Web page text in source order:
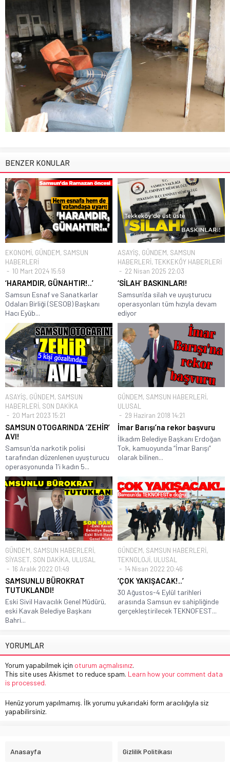
BENZER KONULAR
EKONOMİ, GÜNDEM, SAMSUN
HABERLERİ
10 Mart 2024 15:59
‘HARAMDIR, GÜNAHTIR!..’
Samsun Esnaf ve Sanatkarlar
Odaları Birliği (SESOB) Başkanı
Hacı Eyüb...
ASAYİŞ, GÜNDEM, SAMSUN
HABERLERİ, TEKKEKÖY HABERLERİ
22 Nisan 2025 22:03
‘SİLAH’ BASKINLARI!
Samsun’da silah ve uyuşturucu
operasyonları tüm hızıyla devam
ediyor
ASAYİŞ, GÜNDEM, SAMSUN
HABERLERİ, SON DAKİKA
20 Mart 2023 15:21
SAMSUN OTOGARINDA ‘ZEHİR’
AVI!
Samsun'da narkotik polisi
tarafından düzenlenen uyuşturucu
operasyonunda 1'i kadın 5...
GÜNDEM, SAMSUN HABERLERİ,
ULUSAL
29 Haziran 2018 14:21
İmar Barışı’na rekor başvuru
İlkadım Belediye Başkanı Erdoğan
Tok, kamuoyunda “İmar Barışı”
olarak bilinen...
GÜNDEM, SAMSUN HABERLERİ,
SİYASET, SON DAKİKA, ULUSAL
16 Aralık 2022 01:49
SAMSUNLU BÜROKRAT
TUTUKLANDI!
Eski Sivil Havacılık Genel Müdürü,
eski Kavak Belediye Başkanı
Bahri...
GÜNDEM, SAMSUN HABERLERİ,
TEKNOLOJİ, ULUSAL
14 Nisan 2022 20:46
‘ÇOK YAKIŞACAK!..’
30 Ağustos-4 Eylül tarihleri
arasında Samsun ev sahipliğinde
gerçekleştirilecek TEKNOFEST...
YORUMLAR
Yorum yapabilmek için oturum açmalısınız.
This site uses Akismet to reduce spam. Learn how your comment data
is processed.
Henüz yorum yapılmamış. İlk yorumu yukarıdaki form aracılığıyla siz
yapabilirsiniz.
Anasayfa Gizlilik Politikası